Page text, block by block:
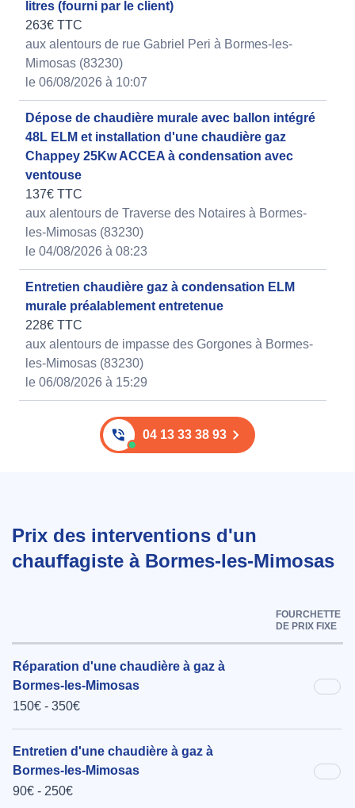
litres (fourni par le client)
263€ TTC
aux alentours de rue Gabriel Peri à Bormes-les-
Mimosas (83230)
le 06/08/2026 à 10:07
Dépose de chaudière murale avec ballon intégré
48L ELM et installation d'une chaudière gaz
Chappey 25Kw ACCEA à condensation avec
ventouse
137€ TTC
aux alentours de Traverse des Notaires à Bormes-
les-Mimosas (83230)
le 04/08/2026 à 08:23
Entretien chaudière gaz à condensation ELM
murale préalablement entretenue
228€ TTC
aux alentours de impasse des Gorgones à Bormes-
les-Mimosas (83230)
le 06/08/2026 à 15:29
04 13 33 38 93
Prix des interventions d'un
chauffagiste à Bormes-les-Mimosas
FOURCHETTE
DE PRIX FIXE
Réparation d'une chaudière à gaz à
Bormes-les-Mimosas
150€ - 350€
Entretien d'une chaudière à gaz à
Bormes-les-Mimosas
90€ - 250€